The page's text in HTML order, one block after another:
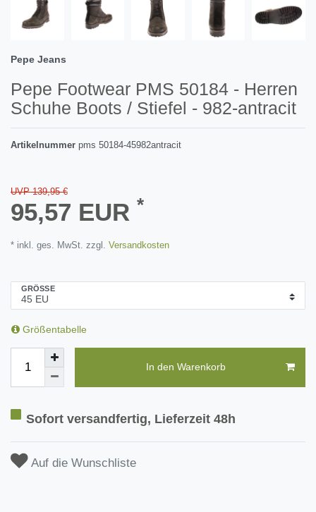
Pepe Jeans
Pepe Footwear PMS 50184 - Herren
Schuhe Boots / Stiefel - 982-antracit
Artikelnummer pms 50184-45982antracit
UVP 139,95 €
95,57 EUR *
* inkl. ges. MwSt. zzgl. Versandkosten
GRÖSSE
Größentabelle
In den Warenkorb
Sofort versandfertig, Lieferzeit 48h
Auf die Wunschliste